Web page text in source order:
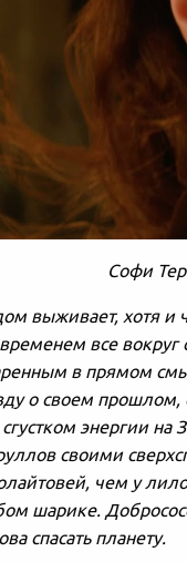
Софи
выживает, хотя и
все
в прямом
о своем прошлом,
энергии
своими
чем у
шарике.
спасать планету.